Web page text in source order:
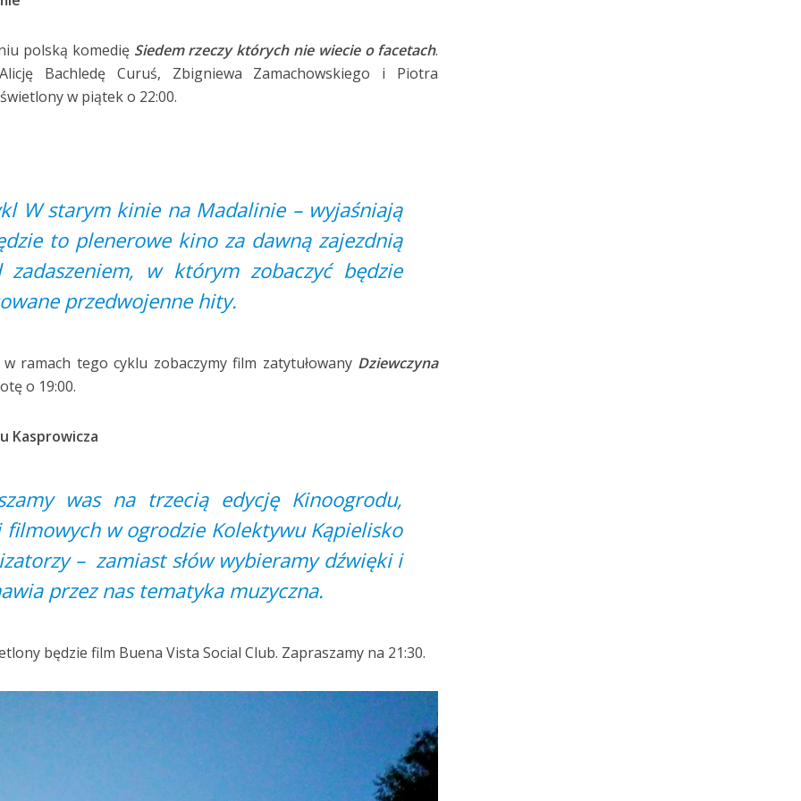
polską komedię Siedem rzeczy których nie wiecie o facetach.
Bachledę Curuś, Zbigniewa Zamachowskiego i Piotra
w piątek o 22:00.
W starym kinie na Madalinie – wyjaśniają
to plenerowe kino za dawną zajezdnią
w którym zobaczyć będzie
przedwojenne hity.
ramach tego cyklu zobaczymy film zatytułowany Dziewczyna
o 19:00.
Kasprowicza
was na trzecią edycję Kinoogrodu,
w ogrodzie Kolektywu Kąpielisko
– zamiast słów wybieramy dźwięki i
przez nas tematyka muzyczna.
będzie film Buena Vista Social Club. Zapraszamy na 21:30.